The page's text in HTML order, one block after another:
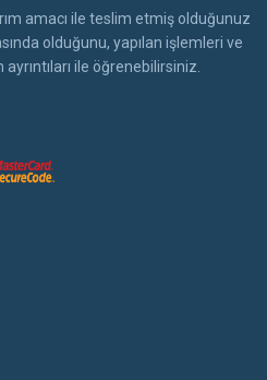
amacı ile teslim etmiş olduğunuz
olduğunu, yapılan işlemleri ve
ile öğrenebilirsiniz.